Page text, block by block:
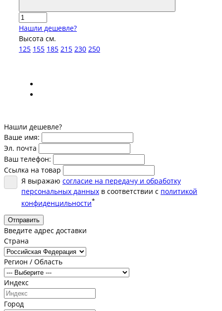
Нашли дешевле?
Высота см.
125 155 185 215 230 250
Нашли дешевле?
Ваше имя:
Эл. почта
Ваш телефон:
Ссылка на товар
Я выражаю согласие на передачу и обработку
персональных данных в соответствии с политикой
конфиденцильности*
Отправить
Введите адрес доставки
Страна
Регион / Область
Индекс
Город